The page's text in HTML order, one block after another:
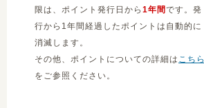
限は、ポイント発行日から 1年間です。発
行から1年間経過したポイントは自動的に
消滅します。
その他、ポイントについての詳細は こちら
をご参照ください。